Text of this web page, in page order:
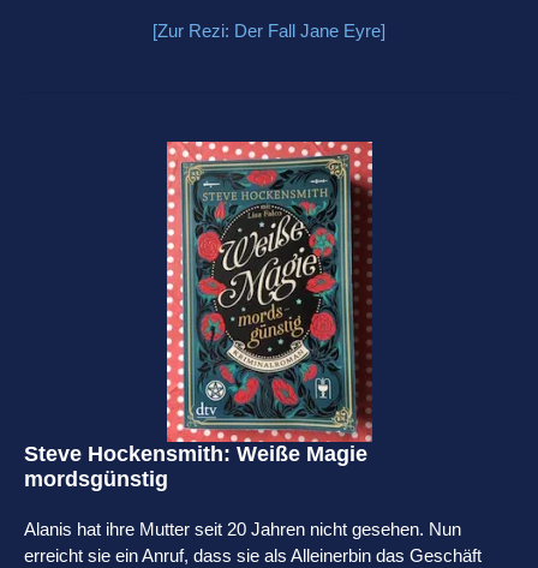
[Zur Rezi: Der Fall Jane Eyre]
Steve Hockensmith: Weiße Magie
mordsgünstig
Alanis hat ihre Mutter seit 20 Jahren nicht gesehen. Nun
erreicht sie ein Anruf, dass sie als Alleinerbin das Geschäft